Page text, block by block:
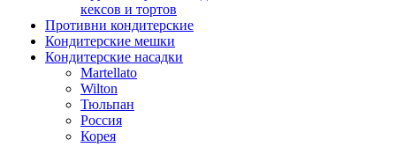
кексов и тортов
Противни кондитерские
Кондитерские мешки
Кондитерские насадки
Martellato
Wilton
Тюльпан
Россия
Корея